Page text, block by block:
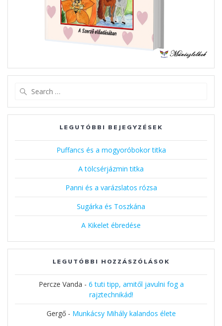
LEGUTÓBBI BEJEGYZÉSEK
Puffancs és a mogyoróbokor titka
A tölcsérjázmin titka
Panni és a varázslatos rózsa
Sugárka és Toszkána
A Kikelet ébredése
LEGUTÓBBI HOZZÁSZÓLÁSOK
Percze Vanda - 6 tuti tipp, amitől javulni fog a
rajztechnikád!
Gergő- Munkácsy Mihály kalandos élete